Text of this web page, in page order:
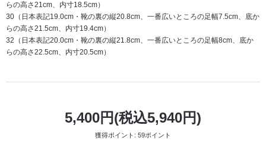
らの高さ21cm、内寸18.5cm）
30（日本表記19.0cm・靴の裏の縦20.8cm、一番広いところの足幅7.5cm、底か
らの高さ21.5cm、内寸19.4cm）
32（日本表記20.0cm・靴の裏の縦21.8cm、一番広いところの足幅8cm、底か
らの高さ22.5cm、内寸20.5cm）
5,400円(税込5,940円)
獲得ポイント: 59ポイント